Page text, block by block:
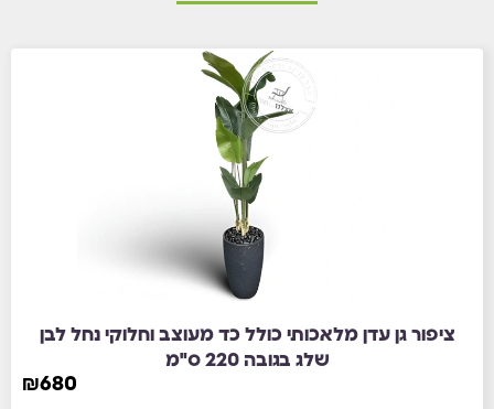
ציפור גן עדן מלאכותי⁩ כולל כד מעוצב וחלוקי נחל לבן
שלג בגובה 220 ס"מ
₪680